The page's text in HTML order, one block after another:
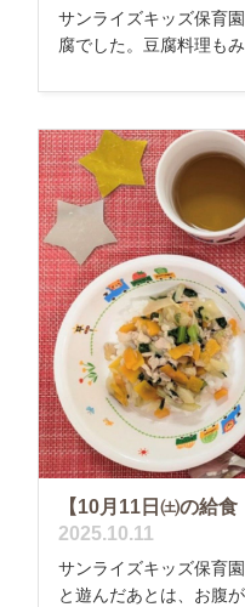
サンライズキッズ保育
腐でした。豆腐料理も
【10月11日㈯の給食
2025.10.11
サンライズキッズ保育
と遊んだあとは、お腹